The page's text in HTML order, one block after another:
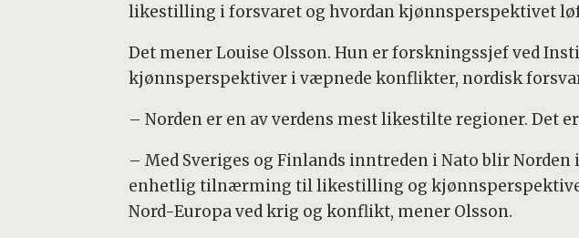
likestilling i forsvaret og hvordan kjønnsperspektivet
Det mener Louise Olsson. Hun er forskningssjef ved
kjønnsperspektiver i væpnede konflikter, nordisk
– Norden er en av verdens mest likestilte regioner. Det
– Med Sveriges og Finlands inntreden i Nato blir
enhetlig tilnærming til likestilling og
Nord-Europa ved krig og konflikt, mener Olsson.